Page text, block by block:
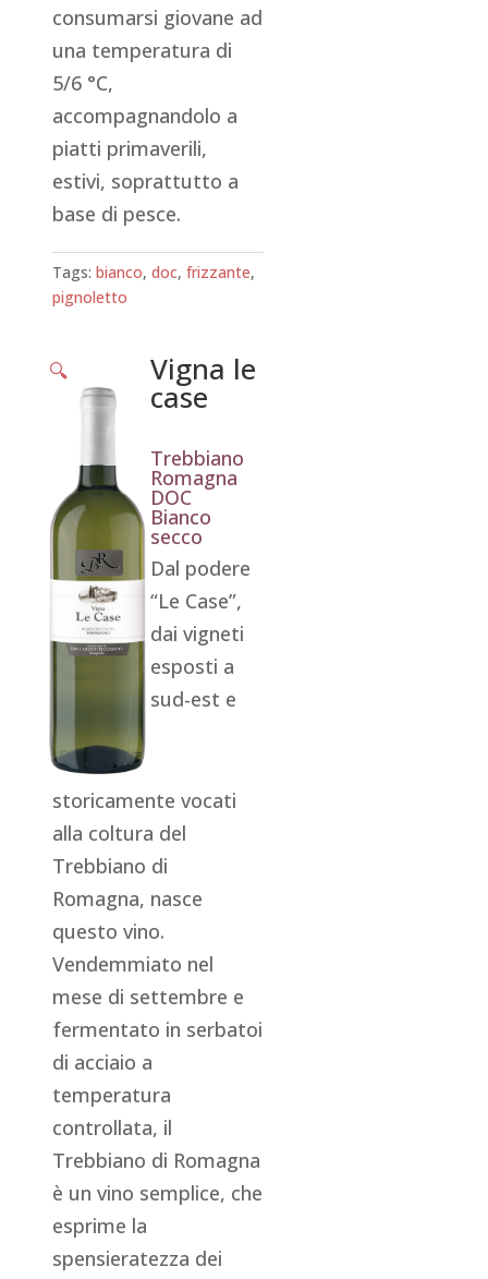
consumarsi giovane ad
una temperatura di
5/6 °C,
accompagnandolo a
piatti primaverili,
estivi, soprattutto a
base di pesce.
Tags:bianco,doc,frizzante,
pignoletto
🔍 Vigna le
case
Trebbiano
Romagna
DOC
Bianco
secco
Dal podere
“Le Case”,
dai vigneti
esposti a
sud-est e
storicamente vocati
alla coltura del
Trebbiano di
Romagna, nasce
questo vino.
Vendemmiato nel
mese di settembre e
fermentato in serbatoi
di acciaio a
temperatura
controllata, il
Trebbiano di Romagna
è un vino semplice, che
esprime la
spensieratezza dei